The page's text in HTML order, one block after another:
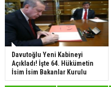
Davutoğlu Yeni Kabineyi
Açıkladı! İşte 64. Hükümetin
İsim İsim Bakanlar Kurulu